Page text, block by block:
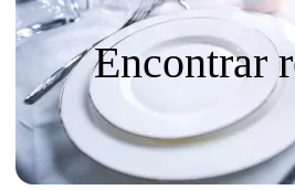
Encontrar